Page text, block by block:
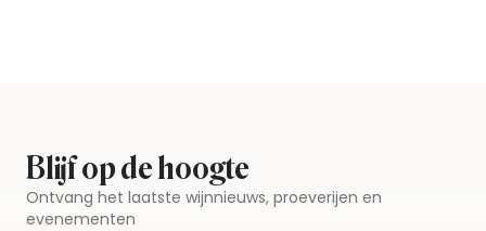
Blijf op de hoogte
Ontvang het laatste wijnnieuws, proeverijen en
evenementen